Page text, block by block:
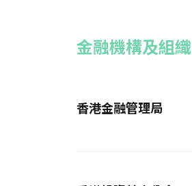
金融機構及組織
香港金融管理局